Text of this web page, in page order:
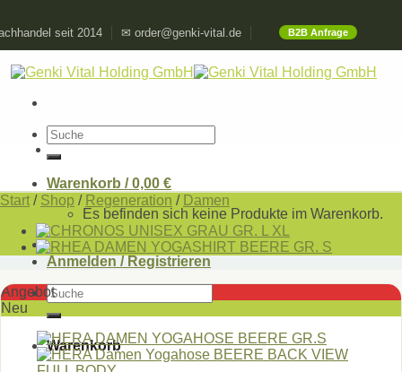
to
content
seit 2014 ✉ order@genki-vital.de B2B Anfrage
Suchen
nach:
Warenkorb /0,00 €
Es befinden sich keine Produkte im Warenkorb.
Anmelden / Registrieren
Suchen
nach:
Warenkorb
Start / Shop / Regeneration / Damen
Angebot
Neu